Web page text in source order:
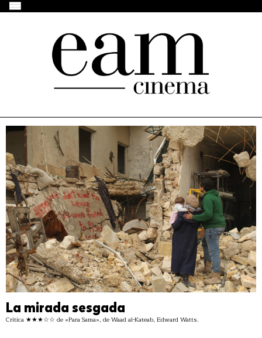
La mirada sesgada
Crítica ★★★☆☆ de «Para Sama», de Waad al-Kateab, Edward Watts.